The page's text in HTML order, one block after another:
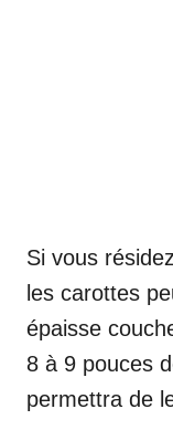
Si vous
les carottes
épaisse
8 à 9 pouces
permettra de